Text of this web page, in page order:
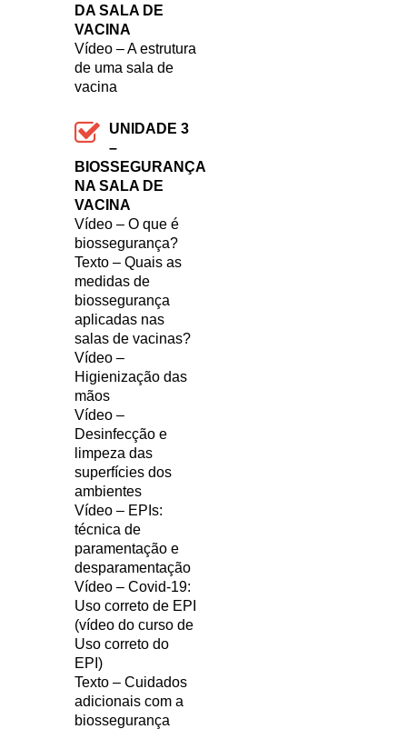
DA SALA DE
VACINA
Vídeo – A estrutura
de uma sala de
vacina
UNIDADE 3
–
BIOSSEGURANÇA
NA SALA DE
VACINA
Vídeo – O que é
biossegurança?
Texto – Quais as
medidas de
biossegurança
aplicadas nas
salas de vacinas?
Vídeo –
Higienização das
mãos
Vídeo –
Desinfecção e
limpeza das
superfícies dos
ambientes
Vídeo – EPIs:
técnica de
paramentação e
desparamentação
Vídeo – Covid-19:
Uso correto de EPI
(vídeo do curso de
Uso correto do
EPI)
Texto – Cuidados
adicionais com a
biossegurança